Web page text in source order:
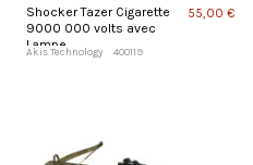
Shocker Tazer Cigarette
9000 000 volts avec
Lampe
Akis Technology 400119
55,00 €